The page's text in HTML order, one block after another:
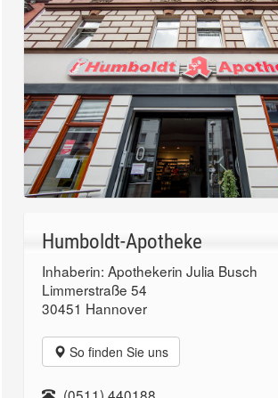
Humboldt-Apotheke
Inhaberin: Apothekerin Julia Busch
Limmerstraße 54
30451 Hannover
So finden Sie uns